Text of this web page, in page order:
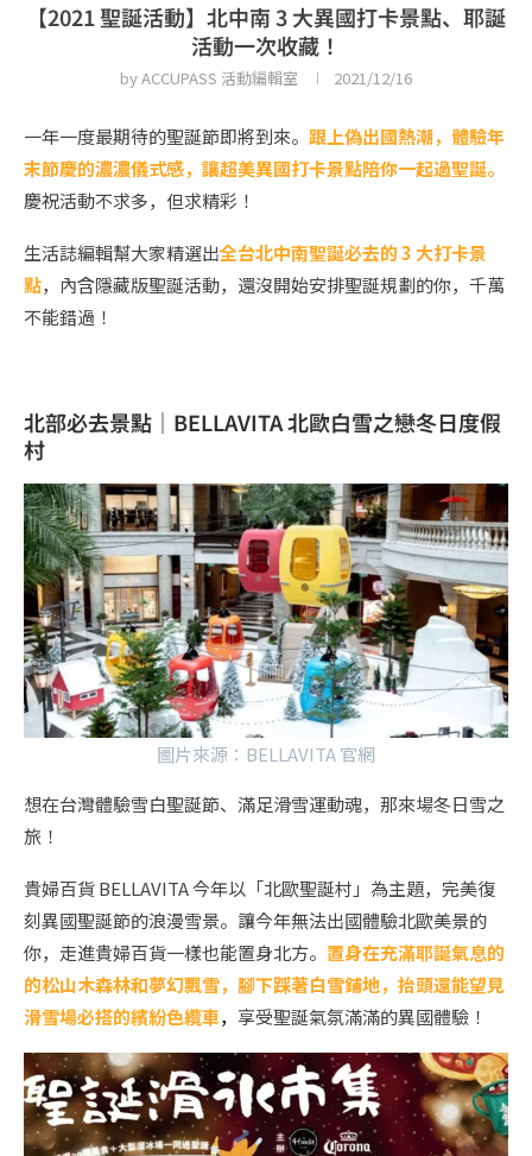
【2021 聖誕活動】北中南 3 大異國打卡景點、耶誕
活動一次收藏！
byACCUPASS 活動編輯室 2021/12/16
一年一度最期待的聖誕節即將到來。 跟上偽出國熱潮，體驗年
末節慶的濃濃儀式感，讓超美異國打卡景點陪你一起過聖誕。
慶祝活動不求多，但求精彩！
生活誌編輯幫大家精選出全台北中南聖誕必去的 3 大打卡景
點，內含隱藏版聖誕活動，還沒開始安排聖誕規劃的你，千萬
不能錯過！
北部必去景點｜BELLAVITA 北歐白雪之戀冬日度假
村
圖片來源： BELLAVITA 官網
想在台灣體驗雪白聖誕節、滿足滑雪運動魂，那來場冬日雪之
旅！
貴婦百貨 BELLAVITA 今年以「北歐聖誕村」為主題，完美復
刻異國聖誕節的浪漫雪景。讓今年無法出國體驗北歐美景的
你，走進貴婦百貨一樣也能置身北方。 置身在充滿耶誕氣息的
的松山木森林和夢幻飄雪，腳下踩著白雪鋪地，抬頭還能望見
滑雪場必搭的繽紛色纜車， 享受聖誕氣氛滿滿的異國體驗！